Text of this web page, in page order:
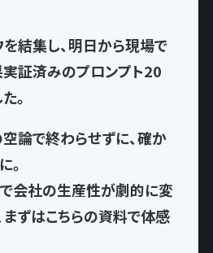
結集し、明日から現場で
実証済みのプロンプト20
。
空論で終わらせずに、確か
。
会社の生産性が劇的に変
まずはこちらの資料で体感